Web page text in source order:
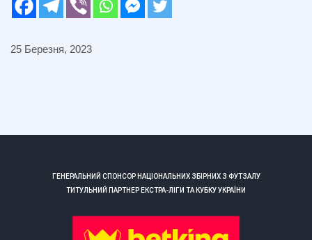
25 Березня, 2023
ГЕНЕРАЛЬНИЙ СПОНСОР НАЦІОНАЛЬНИХ ЗБІРНИХ З ФУТЗАЛУ
ТИТУЛЬНИЙ ПАРТНЕР ЕКСТРА-ЛІГИ ТА КУБКУ УКРАЇНИ